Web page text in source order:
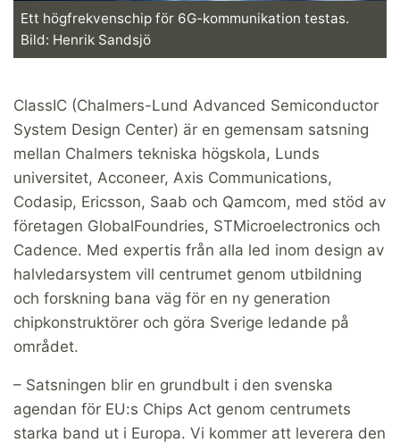
Ett högfrekvenschip för 6G-kommunikation testas.
Bild: Henrik Sandsjö
ClassIC (Chalmers-Lund Advanced Semiconductor
System Design Center) är en gemensam satsning
mellan Chalmers tekniska högskola, Lunds
universitet, Acconeer, Axis Communications,
Codasip, Ericsson, Saab och Qamcom, med stöd av
företagen GlobalFoundries, STMicroelectronics och
Cadence. Med expertis från alla led inom design av
halvledarsystem vill centrumet genom utbildning
och forskning bana väg för en ny generation
chipkonstruktörer och göra Sverige ledande på
området.
– Satsningen blir en grundbult i den svenska
agendan för EU:s Chips Act genom centrumets
starka band ut i Europa. Vi kommer att leverera den